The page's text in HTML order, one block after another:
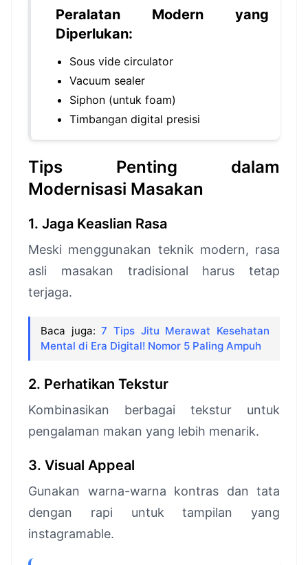
Peralatan Modern yang
Diperlukan:
Sous vide circulator
Vacuum sealer
Siphon (untuk foam)
Timbangan digital presisi
Tips Penting dalam
Modernisasi Masakan
1. Jaga Keaslian Rasa
Meski menggunakan teknik modern, rasa
asli masakan tradisional harus tetap
terjaga.
Baca juga:7 Tips Jitu Merawat Kesehatan
Mental di Era Digital! Nomor 5 Paling Ampuh
2. Perhatikan Tekstur
Kombinasikan berbagai tekstur untuk
pengalaman makan yang lebih menarik.
3. Visual Appeal
Gunakan warna-warna kontras dan tata
dengan rapi untuk tampilan yang
instagramable.